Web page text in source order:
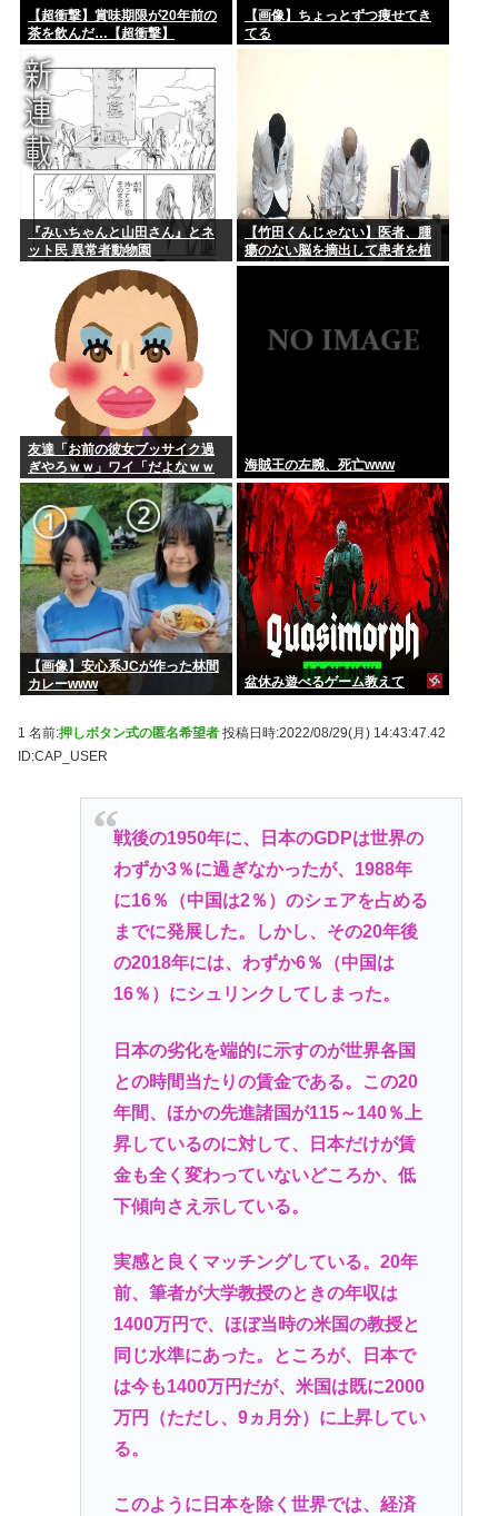
【超衝撃】賞味期限が20年前の
茶を飲んだ…【超衝撃】
【画像】ちょっとずつ痩せてき
てる
『みいちゃんと山田さん』とネ
ット民 異常者動物園
【竹田くんじゃない】医者、腫
瘍のない脳を摘出して患者を植
物状態に
友達「お前の彼女ブッサイク過
ぎやろｗｗ」ワイ「だよなｗｗ
ｗさっさと別れたいわｗｗｗ」
海賊王の左腕、死亡www
【画像】安心系JCが作った林間
カレーwww
盆休み遊べるゲーム教えて
1 名前:押しボタン式の匿名希望者 投稿日時:2022/08/29(月) 14:43:47.42
ID:CAP_USER
戦後の1950年に、日本のGDPは世界の
わずか3％に過ぎなかったが、1988年
に16％（中国は2％）のシェアを占める
までに発展した。しかし、その20年後
の2018年には、わずか6％（中国は
16％）にシュリンクしてしまった。
日本の劣化を端的に示すのが世界各国
との時間当たりの賃金である。この20
年間、ほかの先進諸国が115～140％上
昇しているのに対して、日本だけが賃
金も全く変わっていないどころか、低
下傾向さえ示している。
実感と良くマッチングしている。20年
前、筆者が大学教授のときの年収は
1400万円で、ほぼ当時の米国の教授と
同じ水準にあった。ところが、日本で
は今も1400万円だが、米国は既に2000
万円（ただし、9ヵ月分）に上昇してい
る。
このように日本を除く世界では、経済